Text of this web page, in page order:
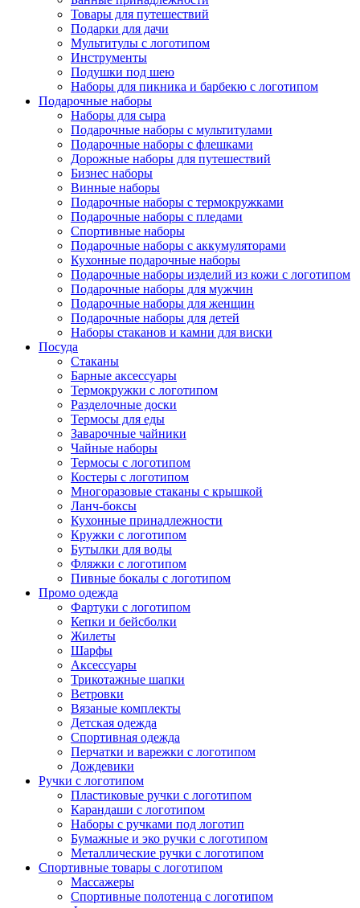
Товары для путешествий
Подарки для дачи
Мультитулы с логотипом
Инструменты
Подушки под шею
Наборы для пикника и барбекю с логотипом
Подарочные наборы
Наборы для сыра
Подарочные наборы с мультитулами
Подарочные наборы с флешками
Дорожные наборы для путешествий
Бизнес наборы
Винные наборы
Подарочные наборы с термокружками
Подарочные наборы с пледами
Спортивные наборы
Подарочные наборы с аккумуляторами
Кухонные подарочные наборы
Подарочные наборы изделий из кожи с логотипом
Подарочные наборы для мужчин
Подарочные наборы для женщин
Подарочные наборы для детей
Наборы стаканов и камни для виски
Посуда
Стаканы
Барные аксессуары
Термокружки с логотипом
Разделочные доски
Термосы для еды
Заварочные чайники
Чайные наборы
Термосы с логотипом
Костеры с логотипом
Многоразовые стаканы с крышкой
Ланч-боксы
Кухонные принадлежности
Кружки с логотипом
Бутылки для воды
Фляжки с логотипом
Пивные бокалы с логотипом
Промо одежда
Фартуки с логотипом
Кепки и бейсболки
Жилеты
Шарфы
Аксессуары
Трикотажные шапки
Ветровки
Вязаные комплекты
Детская одежда
Спортивная одежда
Перчатки и варежки с логотипом
Дождевики
Ручки с логотипом
Пластиковые ручки с логотипом
Карандаши с логотипом
Наборы с ручками под логотип
Бумажные и эко ручки с логотипом
Металлические ручки с логотипом
Спортивные товары с логотипом
Массажеры
Спортивные полотенца с логотипом